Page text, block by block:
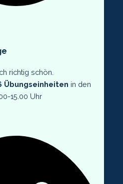
richtig schön.
Übungseinheiten in den
15.00 Uhr